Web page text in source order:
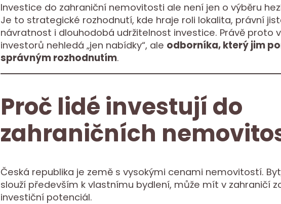
Investice do zahraniční nemovitosti ale není jen o výběru
Je to strategické rozhodnutí, kde hraje roli lokalita, právní
návratnost i dlouhodobá udržitelnost investice. Právě proto
investorů nehledá „jen nabídky“, ale odborníka, který jim
správným rozhodnutím.
Proč lidé investují do
zahraničních
Česká republika je země s vysokými cenami nemovitostí.
slouží především k vlastnímu bydlení, může mít v zahraničí
investiční potenciál.